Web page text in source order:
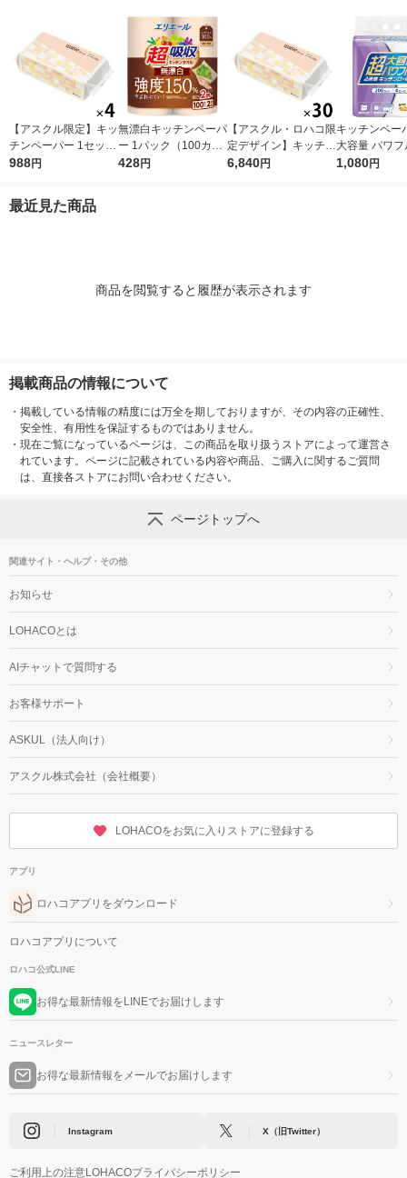
【アスクル限定】キッ
チンペーパー 1セット
（200組×4）スコッテ
タオル 日本製紙クレ
988円
無漂白キッチンペーパ
ー 1パック（100カッ
ト×2ロール）超吸収
428円
【アスクル・ロハコ限
定デザイン】キッチン
ペーパー スコッティ
6,840円
キッチンペー
大容量 パワ
巻 キッチン
1,080円
最近見た商品
商品を閲覧すると履歴が表示されます
掲載商品の情報について
・ 掲載している情報の精度には万全を期しておりますが、その内容の正確性、
安全性、有用性を保証するものではありません。
・ 現在ご覧になっているページは、この商品を取り扱うストアによって運営さ
れています。ページに記載されている内容や商品、ご購入に関するご質問
は、直接各ストアにお問い合わせください。
ページトップへ
関連サイト・ヘルプ・その他
お知らせ
LOHACOとは
AIチャットで質問する
お客様サポート
ASKUL（法人向け）
アスクル株式会社（会社概要）
LOHACOをお気に入りストアに登録する
アプリ
ロハコアプリをダウンロード
ロハコアプリについて
ロハコ公式LINE
お得な最新情報をLINEでお届けします
ニュースレター
お得な最新情報をメールでお届けします
Instagram X（旧Twitter）
ご利用上の注意LOHACOプライバシーポリシー